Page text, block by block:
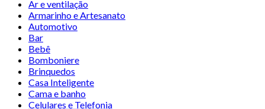
Ar e ventilação
Armarinho e Artesanato
Automotivo
Bar
Bebê
Bomboniere
Brinquedos
Casa Inteligente
Cama e banho
Celulares e Telefonia